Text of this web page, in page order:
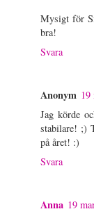
Mysigt för
bra!
Svara
Anonym
Jag körde
stabilare! ;)
på året! :)
Svara
Anna 19